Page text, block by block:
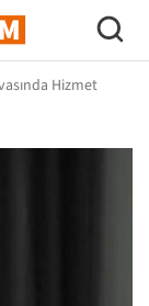
Hizmet